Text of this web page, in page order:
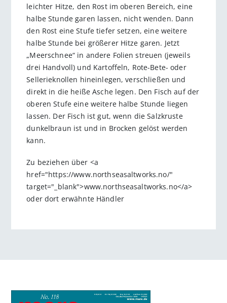
leichter Hitze, den Rost im oberen Bereich, eine
halbe Stunde garen lassen, nicht wenden. Dann
den Rost eine Stufe tiefer setzen, eine weitere
halbe Stunde bei größerer Hitze garen. Jetzt
„Meerschnee“ in andere Folien streuen (jeweils
drei Handvoll) und Kartoffeln, Rote-Bete- oder
Sellerieknollen hineinlegen, verschließen und
direkt in die heiße Asche legen. Den Fisch auf der
oberen Stufe eine weitere halbe Stunde liegen
lassen. Der Fisch ist gut, wenn die Salzkruste
dunkelbraun ist und in Brocken gelöst werden
kann.
Zu beziehen über <a
href="https://www.northseasaltworks.no/"
target="_blank">www.northseasaltworks.no</a>
oder dort erwähnte Händler